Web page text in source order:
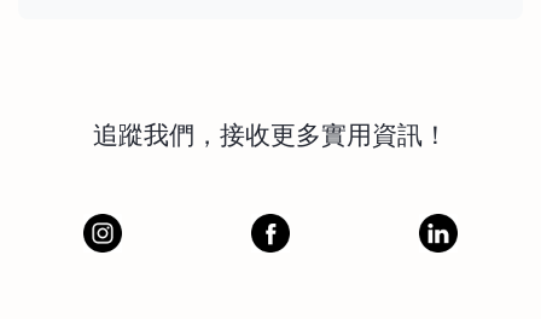
追蹤我們，接收更多實用資訊！